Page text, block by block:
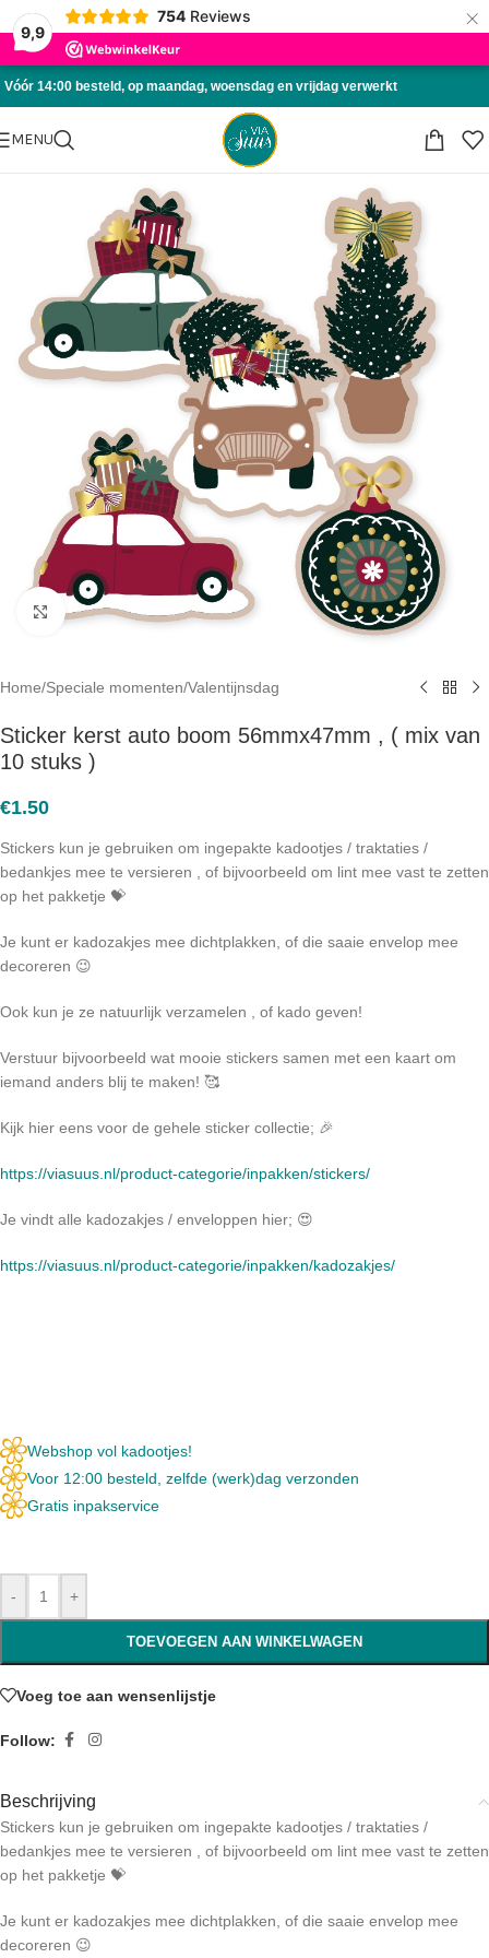
9,9
754 Reviews ×
Skip to navigation
Skip to main content
Vóór 14:00 besteld, op maandag, woensdag en vrijdag verwerkt
MENU
Click to enlarge
Home/Speciale momenten/Valentijnsdag
Sticker kerst auto boom 56mmx47mm , ( mix van
10 stuks )
€1.50
Stickers kun je gebruiken om ingepakte kadootjes / traktaties /
bedankjes mee te versieren , of bijvoorbeeld om lint mee vast te zetten
op het pakketje 💝
Je kunt er kadozakjes mee dichtplakken, of die saaie envelop mee
decoreren 😉
Ook kun je ze natuurlijk verzamelen , of kado geven!
Verstuur bijvoorbeeld wat mooie stickers samen met een kaart om
iemand anders blij te maken! 🥰
Kijk hier eens voor de gehele sticker collectie; 🎉
https://viasuus.nl/product-categorie/inpakken/stickers/
Je vindt alle kadozakjes / enveloppen hier; 😍
https://viasuus.nl/product-categorie/inpakken/kadozakjes/
Webshop vol kadootjes!
Voor 12:00 besteld, zelfde (werk)dag verzonden
Gratis inpakservice
- +
TOEVOEGEN AAN WINKELWAGEN
Voeg toe aan wensenlijstje
Follow:
Beschrijving
Stickers kun je gebruiken om ingepakte kadootjes / traktaties /
bedankjes mee te versieren , of bijvoorbeeld om lint mee vast te zetten
op het pakketje 💝
Je kunt er kadozakjes mee dichtplakken, of die saaie envelop mee
decoreren 😉